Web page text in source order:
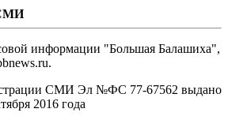
информации "Большая Балашиха",
СМИ Эл №ФС ‎77-67562 выдано
2016 года